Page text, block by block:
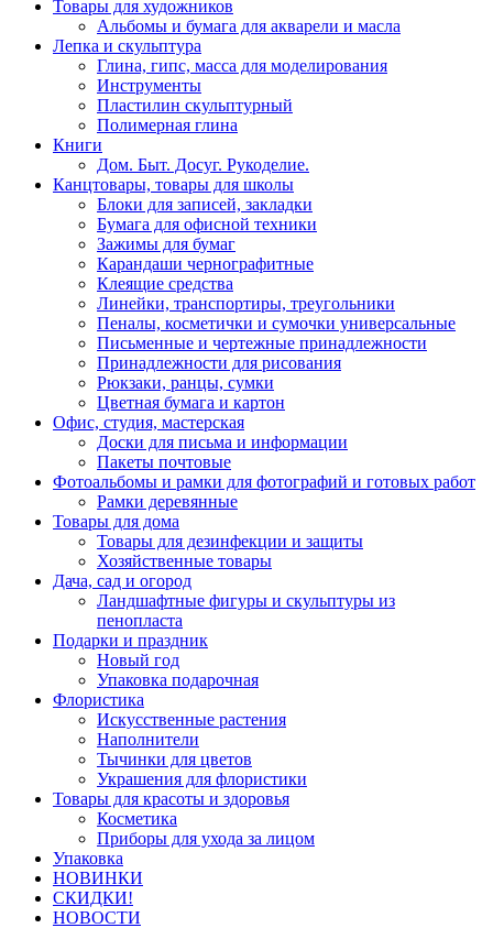
Товары для художников
Альбомы и бумага для акварели и масла
Лепка и скульптура
Глина, гипс, масса для моделирования
Инструменты
Пластилин скульптурный
Полимерная глина
Книги
Дом. Быт. Досуг. Рукоделие.
Канцтовары, товары для школы
Блоки для записей, закладки
Бумага для офисной техники
Зажимы для бумаг
Карандаши чернографитные
Клеящие средства
Линейки, транспортиры, треугольники
Пеналы, косметички и сумочки универсальные
Письменные и чертежные принадлежности
Принадлежности для рисования
Рюкзаки, ранцы, сумки
Цветная бумага и картон
Офис, студия, мастерская
Доски для письма и информации
Пакеты почтовые
Фотоальбомы и рамки для фотографий и готовых работ
Рамки деревянные
Товары для дома
Товары для дезинфекции и защиты
Хозяйственные товары
Дача, сад и огород
Ландшафтные фигуры и скульптуры из
пенопласта
Подарки и праздник
Новый год
Упаковка подарочная
Флористика
Искусственные растения
Наполнители
Тычинки для цветов
Украшения для флористики
Товары для красоты и здоровья
Косметика
Приборы для ухода за лицом
Упаковка
НОВИНКИ
СКИДКИ!
НОВОСТИ